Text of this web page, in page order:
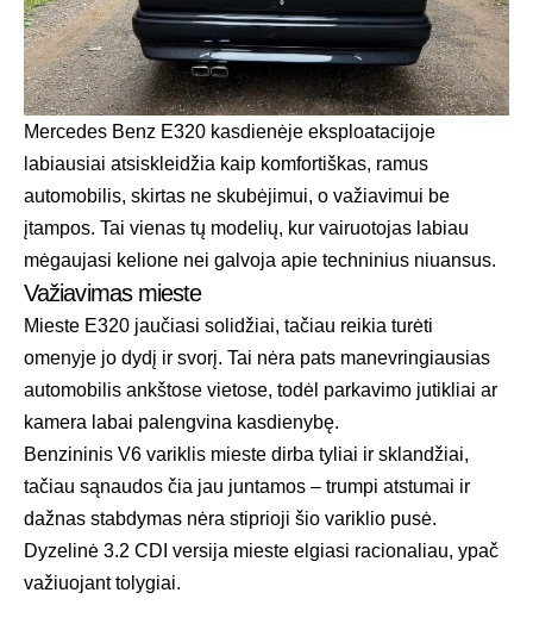
Mercedes Benz E320 kasdienėje eksploatacijoje
labiausiai atsiskleidžia kaip komfortiškas, ramus
automobilis, skirtas ne skubėjimui, o važiavimui be
įtampos. Tai vienas tų modelių, kur vairuotojas labiau
mėgaujasi kelione nei galvoja apie techninius niuansus.
Važiavimas mieste
Mieste E320 jaučiasi solidžiai, tačiau reikia turėti
omenyje jo dydį ir svorį. Tai nėra pats manevringiausias
automobilis ankštose vietose, todėl parkavimo jutikliai ar
kamera labai palengvina kasdienybę.
Benzininis V6 variklis mieste dirba tyliai ir sklandžiai,
tačiau sąnaudos čia jau juntamos – trumpi atstumai ir
dažnas stabdymas nėra stiprioji šio variklio pusė.
Dyzelinė 3.2 CDI versija mieste elgiasi racionaliau, ypač
važiuojant tolygiai.